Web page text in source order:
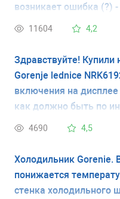
возникает ошибка (?)
сенсорной панели
любые нажатия
выдает ошибку (?) LL
режим ЭКо, и
температуру или
выдает LL Может
это панель вышла из
включается/
слышно иногда
11604 4,2
Здравствуйте!
Gorenje lednice
включения на дисплее
как должно быть по
нагрелись боковые
невозможно. Что
4690 4,5
Холодильник Gorenie.
понижается
стенка холодильного